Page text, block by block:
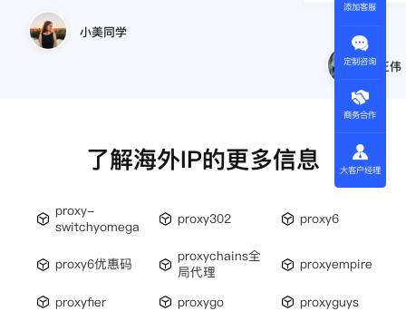
小美同学
王伟
了解海外IP的更多信息
proxy-
switchyomega
proxy302 proxy6
proxy6优惠码
proxychains全
局代理
proxyempire
proxyfier proxygo
proxyguys
添加客服
定制咨询
商务合作
大客户经理